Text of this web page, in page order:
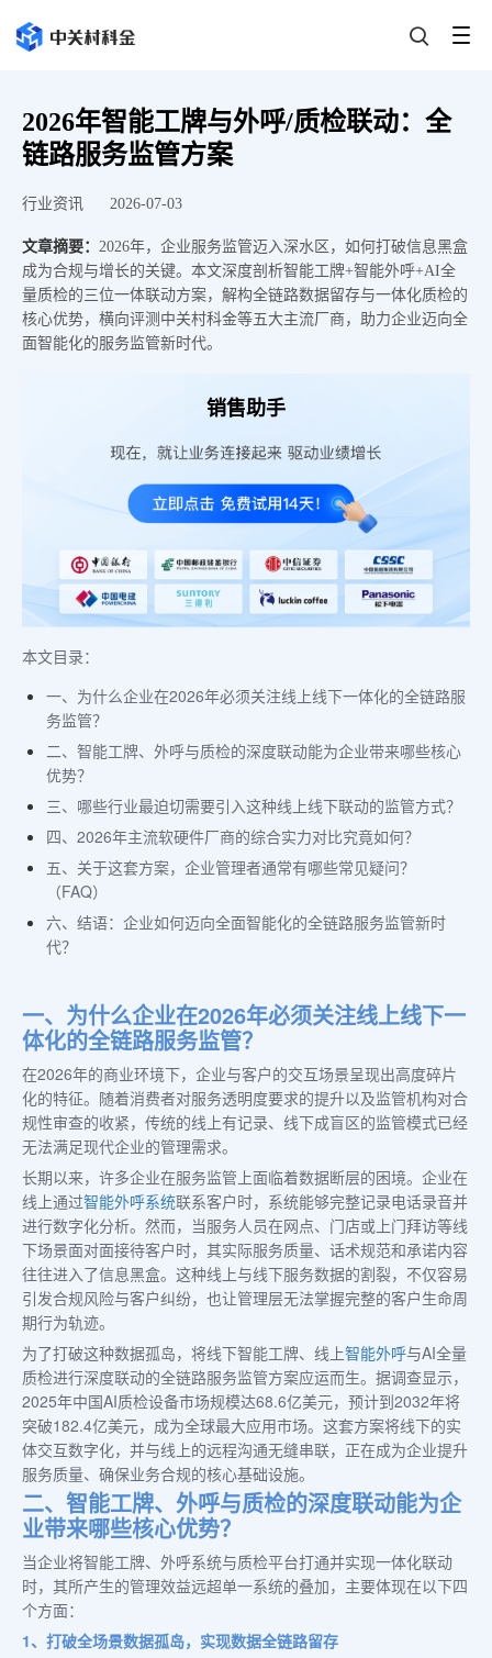
2026年智能工牌与外呼/质检联动：全
链路服务监管方案
行业资讯 2026-07-03
文章摘要： 2026年，企业服务监管迈入深水区，如何打破信息黑盒
成为合规与增长的关键。本文深度剖析智能工牌+智能外呼+AI全
量质检的三位一体联动方案，解构全链路数据留存与一体化质检的
核心优势，横向评测中关村科金等五大主流厂商，助力企业迈向全
面智能化的服务监管新时代。
销售助手
本文目录：
一、为什么企业在2026年必须关注线上线下一体化的全链路服
务监管？
二、智能工牌、外呼与质检的深度联动能为企业带来哪些核心
优势？
三、哪些行业最迫切需要引入这种线上线下联动的监管方式？
四、2026年主流软硬件厂商的综合实力对比究竟如何？
五、关于这套方案，企业管理者通常有哪些常见疑问？
（FAQ）
六、结语：企业如何迈向全面智能化的全链路服务监管新时
代？
一、为什么企业在2026年必须关注线上线下一
体化的全链路服务监管？
在2026年的商业环境下，企业与客户的交互场景呈现出高度碎片
化的特征。随着消费者对服务透明度要求的提升以及监管机构对合
规性审查的收紧，传统的线上有记录、线下成盲区的监管模式已经
无法满足现代企业的管理需求。
长期以来，许多企业在服务监管上面临着数据断层的困境。企业在
线上通过智能外呼系统联系客户时，系统能够完整记录电话录音并
进行数字化分析。然而，当服务人员在网点、门店或上门拜访等线
下场景面对面接待客户时，其实际服务质量、话术规范和承诺内容
往往进入了信息黑盒。这种线上与线下服务数据的割裂，不仅容易
引发合规风险与客户纠纷，也让管理层无法掌握完整的客户生命周
期行为轨迹。
为了打破这种数据孤岛，将线下智能工牌、线上智能外呼与AI全量
质检进行深度联动的全链路服务监管方案应运而生。据调查显示，
2025年中国AI质检设备市场规模达68.6亿美元，预计到2032年将
突破182.4亿美元，成为全球最大应用市场。这套方案将线下的实
体交互数字化，并与线上的远程沟通无缝串联，正在成为企业提升
服务质量、确保业务合规的核心基础设施。
二、智能工牌、外呼与质检的深度联动能为企
业带来哪些核心优势？
当企业将智能工牌、外呼系统与质检平台打通并实现一体化联动
时，其所产生的管理效益远超单一系统的叠加，主要体现在以下四
个方面：
1、打破全场景数据孤岛，实现数据全链路留存